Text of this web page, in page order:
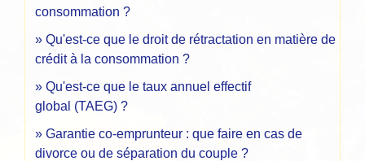
consommation ?
Qu'est-ce que le droit de rétractation en matière de
crédit à la consommation ?
Qu'est-ce que le taux annuel effectif
global (TAEG) ?
Garantie co-emprunteur : que faire en cas de
divorce ou de séparation du couple ?